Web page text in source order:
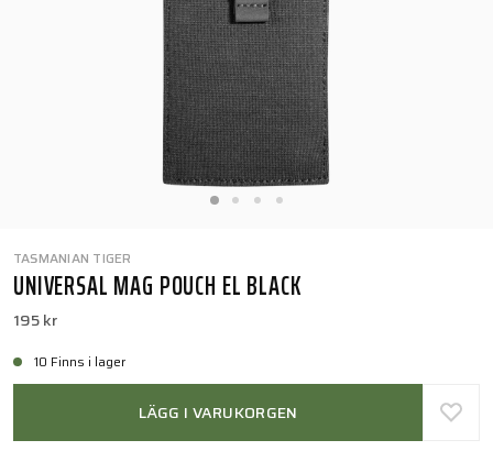
TASMANIAN TIGER
UNIVERSAL MAG POUCH EL BLACK
195 kr
10 Finns i lager
LÄGG I VARUKORGEN